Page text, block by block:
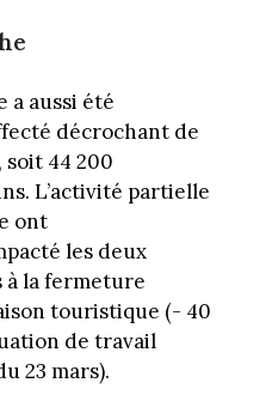
a aussi été
décrochant de
soit 44 200
L’activité partielle
ont
les deux
à la fermeture
touristique (- 40
de travail
23 mars).